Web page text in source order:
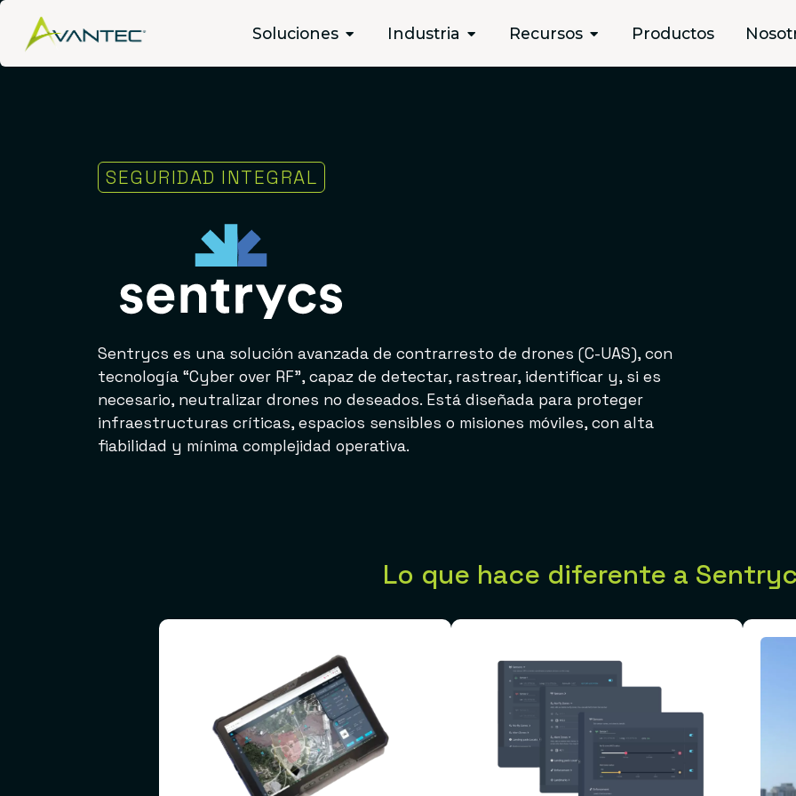
Soluciones Industria Recursos Productos
Sentrycs
SEGURIDAD INTEGRAL
Sentrycs es una solución avanzada de contrarresto de drones (C-UAS), con
tecnología “Cyber over RF”, capaz de detectar, rastrear, identificar y, si es
necesario, neutralizar drones no deseados. Está diseñada para proteger
infraestructuras críticas, espacios sensibles o misiones móviles, con alta
fiabilidad y mínima complejidad operativa.
Lo que hace diferente a